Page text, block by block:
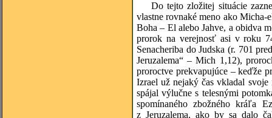
Do tejto zložitej situácie
vlastne rovnaké meno ako Micha-
Boha – El alebo Jahve, a obidva
prorok na verejnosť asi v roku
Senacheriba do Judska (r. 701
Jeruzalema“ – Mich 1,12),
proroctve prekvapujúce – keďže
Izrael už nejaký čas vkladal
spájal výlučne s telesnými
spomínaného zbožného kráľa
z Jeruzalema, ako by sa dalo